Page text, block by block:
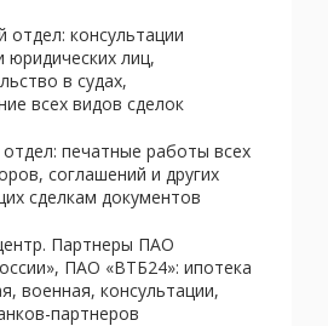
отдел: консультации
юридических лиц,
в судах,
всех видов сделок
отдел: печатные работы всех
соглашений и других
сделкам документов
Партнеры ПАО
ПАО «ВТБ24»: ипотека
военная, консультации,
партнеров